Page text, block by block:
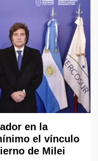
en la
el vínculo
de Milei